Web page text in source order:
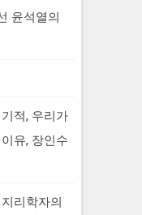
윤석열의
적, 우리가
유, 장인수
리학자의